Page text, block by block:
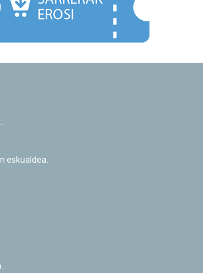
Informazio publikoa eskatzeko baimena
eskualdea.